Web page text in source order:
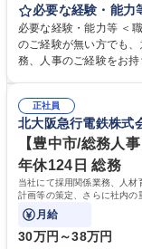
します。 ＜具体的には＞ ・総務/人事労務（給与・社保・勤怠管理な
・採用・教育研修 ・福
採用や教育等の業務内
出張もございます。 ※
必要な経験・能力
必要な経験・能力等 ＜
のご経験が無い方でも
務、人事のご経験をお持ちの方（業界
正社員
北大阪急行電鉄株式
【豊中市/総務人
年休124日 総務
当社にて採用関係業務、人
計画等の策定、さらに社内の
般を担当していただきます。
月給
30万円～38万円